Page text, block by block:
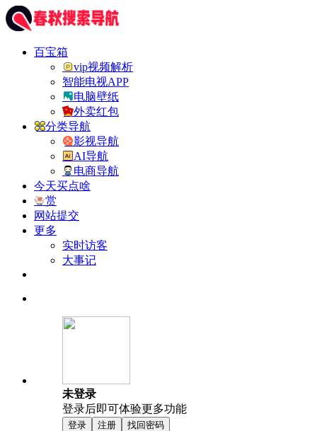
百宝箱
vip视频解析
智能电视APP
电脑壁纸
外卖红包
分类导航
影视导航
AI导航
电商导航
今天买点啥
赏
网站提交
更多
实时访客
大事记
未登录
登录后即可体验更多功能
登录 注册 找回密码